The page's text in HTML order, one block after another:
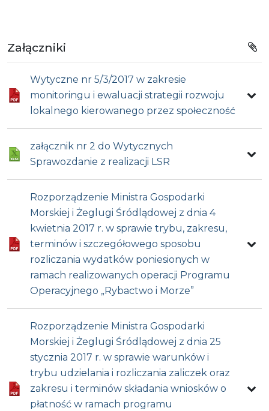
Załączniki
Wytyczne nr 5/3/2017 w zakresie
monitoringu i ewaluacji strategii rozwoju
lokalnego kierowanego przez społeczność
załącznik nr 2 do Wytycznych
Sprawozdanie z realizacji LSR
Rozporządzenie Ministra Gospodarki
Morskiej i Żeglugi Śródlądowej z dnia 4
kwietnia 2017 r. w sprawie trybu, zakresu,
terminów i szczegółowego sposobu
rozliczania wydatków poniesionych w
ramach realizowanych operacji Programu
Operacyjnego „Rybactwo i Morze”
Rozporządzenie Ministra Gospodarki
Morskiej i Żeglugi Śródlądowej z dnia 25
stycznia 2017 r. w sprawie warunków i
trybu udzielania i rozliczania zaliczek oraz
zakresu i terminów składania wniosków o
płatność w ramach programu